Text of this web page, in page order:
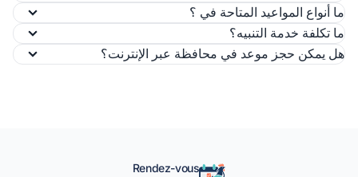
ما أنواع المواعيد المتاحة في ؟
ما تكلفة خدمة التنبيه؟
هل يمكن حجز موعد في محافظة عبر الإنترنت؟
Rendez-vous